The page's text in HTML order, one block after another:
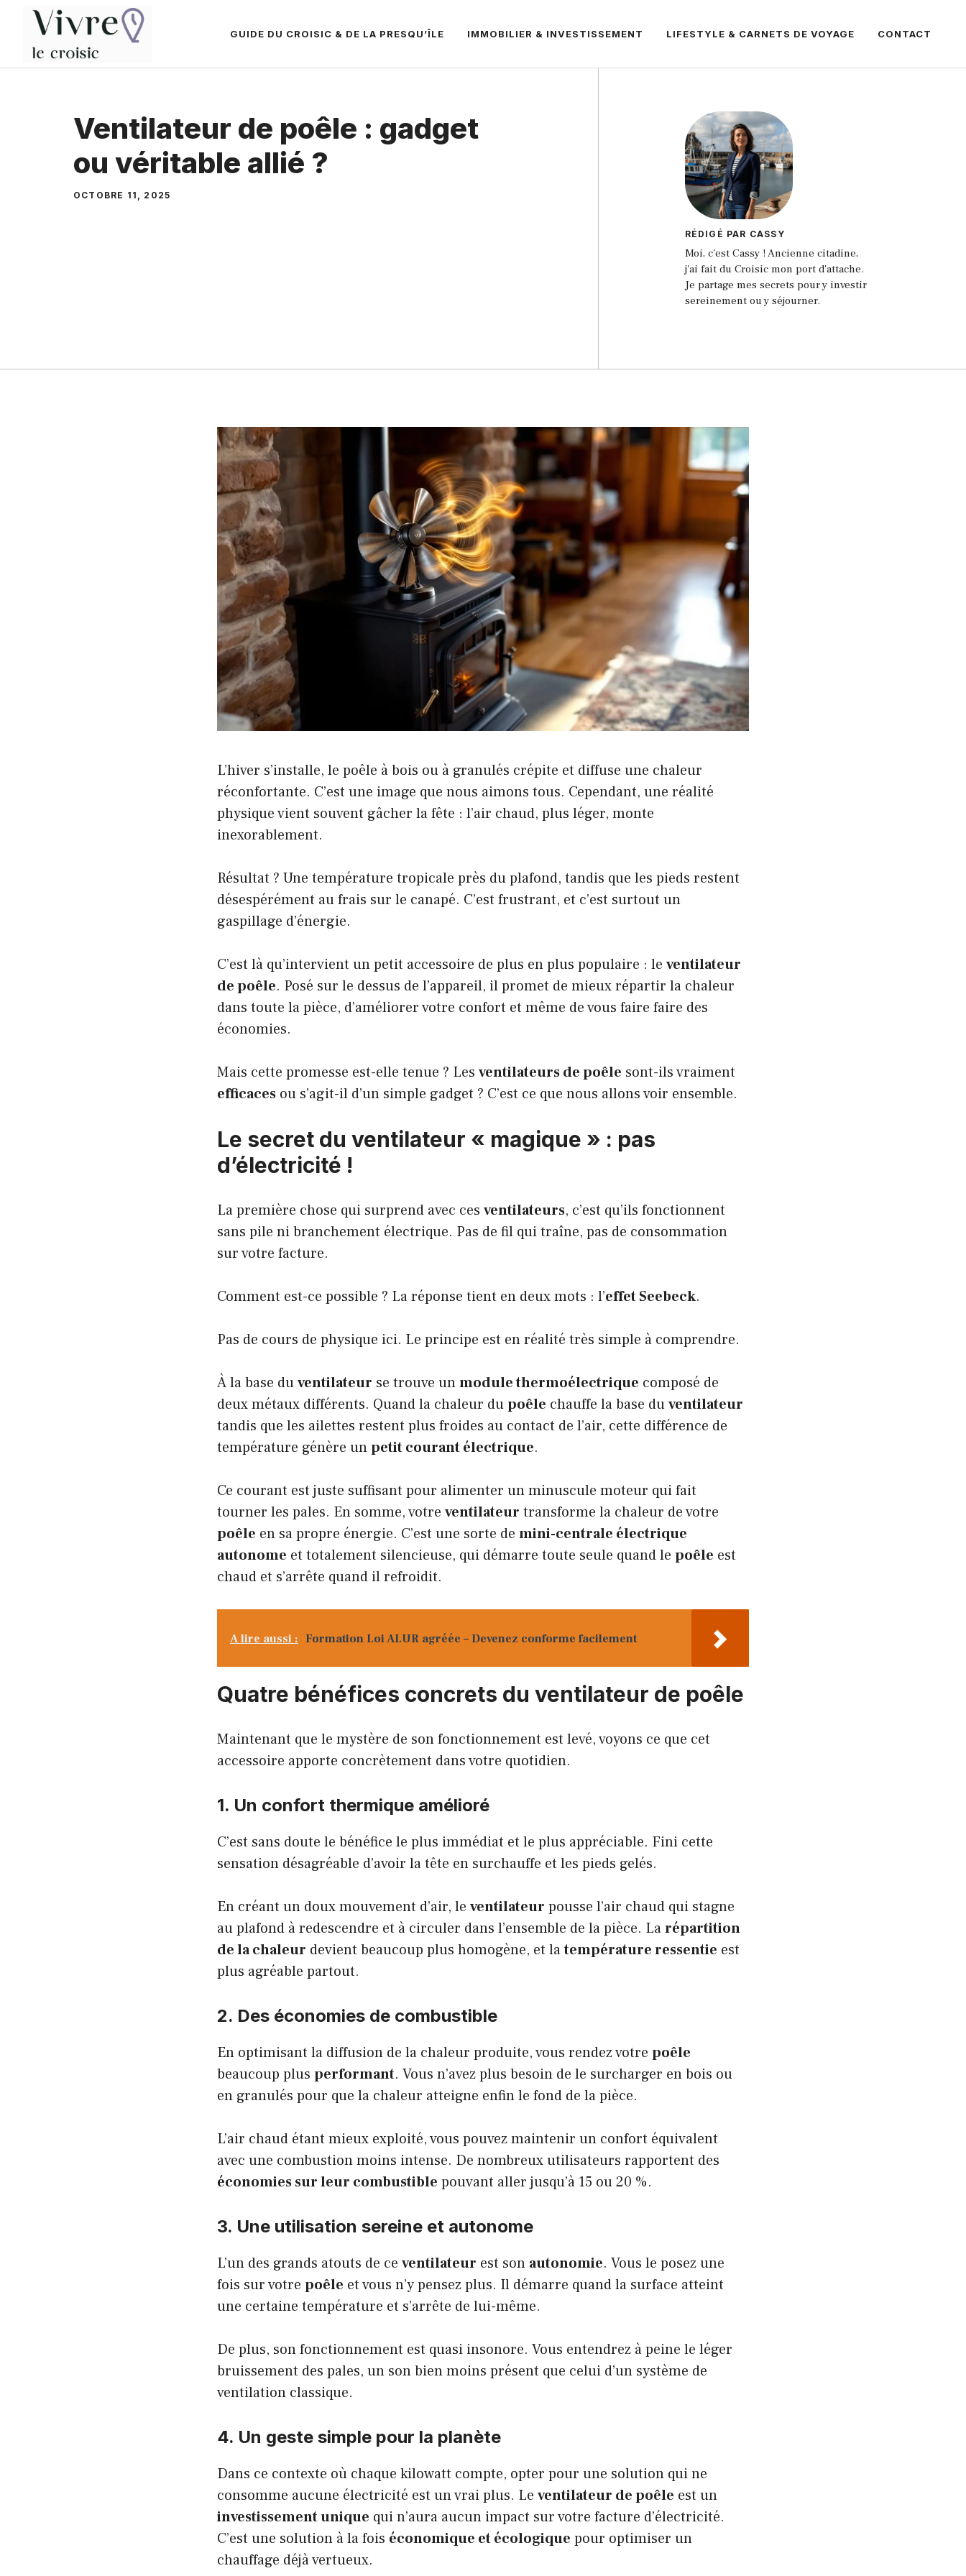
contenu
GUIDE DU CROISIC & DE LA PRESQU’ÎLE IMMOBILIER & INVESTISSEMENT LIFESTYLE & CARNETS DE VOYAGE CONTACT
Ventilateur de poêle : gadget
ou véritable allié ?
OCTOBRE 11, 2025
RÉDIGÉ PAR CASSY
Moi, c'est Cassy ! Ancienne citadine,
j'ai fait du Croisic mon port d'attache.
Je partage mes secrets pour y investir
sereinement ou y séjourner.
L’hiver s’installe, le poêle à bois ou à granulés crépite et diffuse une chaleur
réconfortante. C’est une image que nous aimons tous. Cependant, une réalité
physique vient souvent gâcher la fête : l’air chaud, plus léger, monte
inexorablement.
Résultat ? Une température tropicale près du plafond, tandis que les pieds restent
désespérément au frais sur le canapé. C’est frustrant, et c’est surtout un
gaspillage d’énergie.
C’est là qu’intervient un petit accessoire de plus en plus populaire : le ventilateur
de poêle. Posé sur le dessus de l’appareil, il promet de mieux répartir la chaleur
dans toute la pièce, d’améliorer votre confort et même de vous faire faire des
économies.
Mais cette promesse est-elle tenue ? Les ventilateurs de poêle sont-ils vraiment
efficaces ou s’agit-il d’un simple gadget ? C’est ce que nous allons voir ensemble.
Le secret du ventilateur « magique » : pas
d’électricité !
La première chose qui surprend avec ces ventilateurs, c’est qu’ils fonctionnent
sans pile ni branchement électrique. Pas de fil qui traîne, pas de consommation
sur votre facture.
Comment est-ce possible ? La réponse tient en deux mots : l’effet Seebeck.
Pas de cours de physique ici. Le principe est en réalité très simple à comprendre.
À la base duventilateur se trouve unmodule thermoélectrique composé de
deux métaux différents. Quand la chaleur dupoêle chauffe la base duventilateur
tandis que les ailettes restent plus froides au contact de l’air, cette différence de
température génère unpetit courant électrique.
Ce courant est juste suffisant pour alimenter un minuscule moteur qui fait
tourner les pales. En somme, votre ventilateur transforme la chaleur de votre
poêle en sa propre énergie. C’est une sorte de mini-centrale électrique
autonome et totalement silencieuse, qui démarre toute seule quand le poêle est
chaud et s’arrête quand il refroidit.
A lire aussi : Formation Loi ALUR agréée – Devenez conforme facilement
Quatre bénéfices concrets du ventilateur de poêle
Maintenant que le mystère de son fonctionnement est levé, voyons ce que cet
accessoire apporte concrètement dans votre quotidien.
1. Un confort thermique amélioré
C’est sans doute le bénéfice le plus immédiat et le plus appréciable. Fini cette
sensation désagréable d’avoir la tête en surchauffe et les pieds gelés.
En créant un doux mouvement d’air, le ventilateur pousse l’air chaud qui stagne
au plafond à redescendre et à circuler dans l’ensemble de la pièce. Larépartition
de la chaleur devient beaucoup plus homogène, et latempérature ressentie est
plus agréable partout.
2. Des économies de combustible
En optimisant la diffusion de la chaleur produite, vous rendez votre poêle
beaucoup plus performant. Vous n’avez plus besoin de le surcharger en bois ou
en granulés pour que la chaleur atteigne enfin le fond de la pièce.
L’air chaud étant mieux exploité, vous pouvez maintenir un confort équivalent
avec une combustion moins intense. De nombreux utilisateurs rapportent des
économies sur leur combustible pouvant aller jusqu’à 15 ou 20 %.
3. Une utilisation sereine et autonome
L’un des grands atouts de ce ventilateur est son autonomie. Vous le posez une
fois sur votre poêle et vous n’y pensez plus. Il démarre quand la surface atteint
une certaine température et s’arrête de lui-même.
De plus, son fonctionnement est quasi insonore. Vous entendrez à peine le léger
bruissement des pales, un son bien moins présent que celui d’un système de
ventilation classique.
4. Un geste simple pour la planète
Dans ce contexte où chaque kilowatt compte, opter pour une solution qui ne
consomme aucune électricité est un vrai plus. Le ventilateur de poêle est un
investissement unique qui n’aura aucun impact sur votre facture d’électricité.
C’est une solution à la fois économique et écologique pour optimiser un
chauffage déjà vertueux.